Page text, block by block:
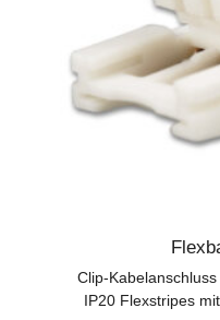
Clip-
IP20 Flexstripes